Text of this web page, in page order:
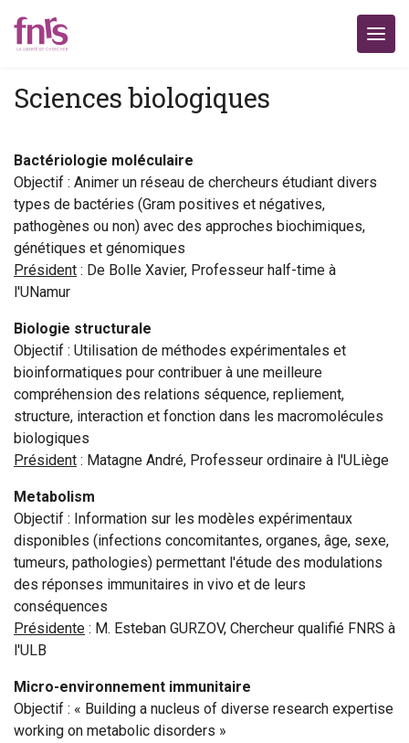
Sciences biologiques
Bactériologie moléculaire
Objectif : Animer un réseau de chercheurs étudiant divers
types de bactéries (Gram positives et négatives,
pathogènes ou non) avec des approches biochimiques,
génétiques et génomiques
Président : De Bolle Xavier, Professeur half-time à
l'UNamur
Biologie structurale
Objectif : Utilisation de méthodes expérimentales et
bioinformatiques pour contribuer à une meilleure
compréhension des relations séquence, repliement,
structure, interaction et fonction dans les macromolécules
biologiques
Président : Matagne André, Professeur ordinaire à l'ULiège
Metabolism
Objectif : Information sur les modèles expérimentaux
disponibles (infections concomitantes, organes, âge, sexe,
tumeurs, pathologies) permettant l'étude des modulations
des réponses immunitaires in vivo et de leurs
conséquences
Présidente : M. Esteban GURZOV, Chercheur qualifié FNRS à
l'ULB
Micro-environnement immunitaire
Objectif : « Building a nucleus of diverse research expertise
working on metabolic disorders »